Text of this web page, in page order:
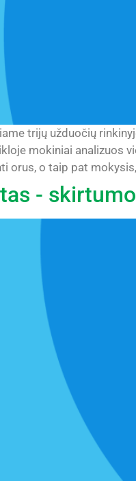
trijų užduočių
mokiniai analizuos
orus, o taip pat
-